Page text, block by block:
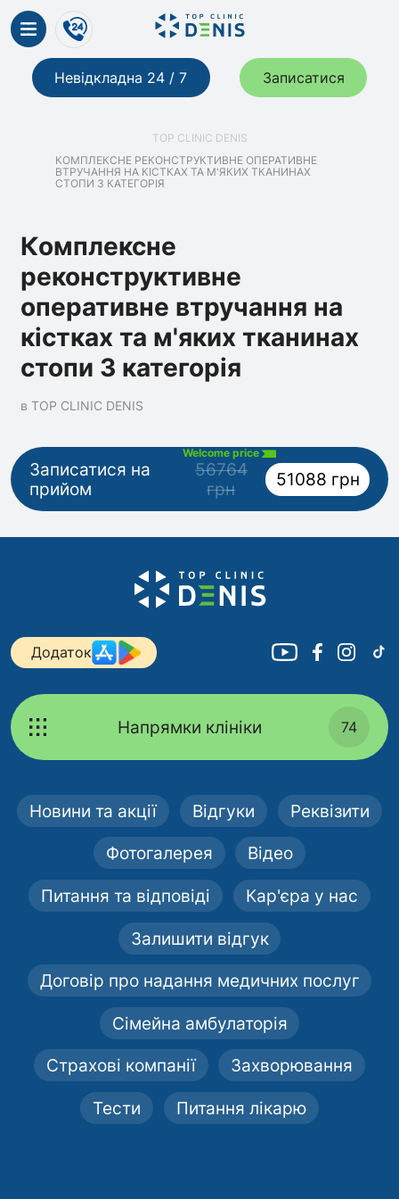
Невідкладна 24 / 7 Записатися
TOP CLINIC DENIS
КОМПЛЕКСНЕ РЕКОНСТРУКТИВНЕ ОПЕРАТИВНЕ
ВТРУЧАННЯ НА КІСТКАХ ТА М'ЯКИХ ТКАНИНАХ
СТОПИ 3 КАТЕГОРІЯ
Комплексне
реконструктивне
оперативне втручання на
кістках та м'яких тканинах
стопи 3 категорія
в TOP CLINIC DENIS
Записатися на
прийом
Welcome price
56764
грн
51088 грн
Додаток
Напрямки клініки 74
Новини та акції Відгуки Реквізити
Фотогалерея Відео
Питання та відповіді Кар'єра у нас
Залишити відгук
Договір про надання медичних послуг
Сімейна амбулаторія
Страхові компанії Захворювання
Тести Питання лікарю